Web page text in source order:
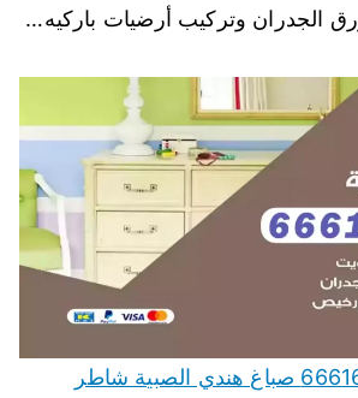
الجدران وتركيب أرضيات باركيه…
صباغ الصبية 66616884 صباغ هندي الصبية شاطر